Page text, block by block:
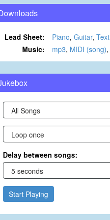
Lead Sheet: Piano, Guitar, Text
Music:
mp3, MIDI (song),
Delay between songs:
Start Playing